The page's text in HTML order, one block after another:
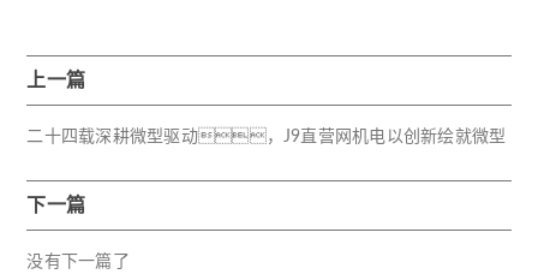
上一篇
二十四载深耕微型驱动，J9直营网机电以创新绘就微型
下一篇
没有下一篇了